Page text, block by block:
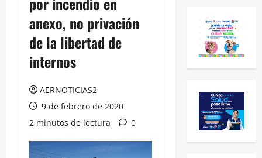
anexo, no privación
de la libertad de
internos
AERNOTICIAS2
9 de febrero de 2020
2 minutos de lectura
0